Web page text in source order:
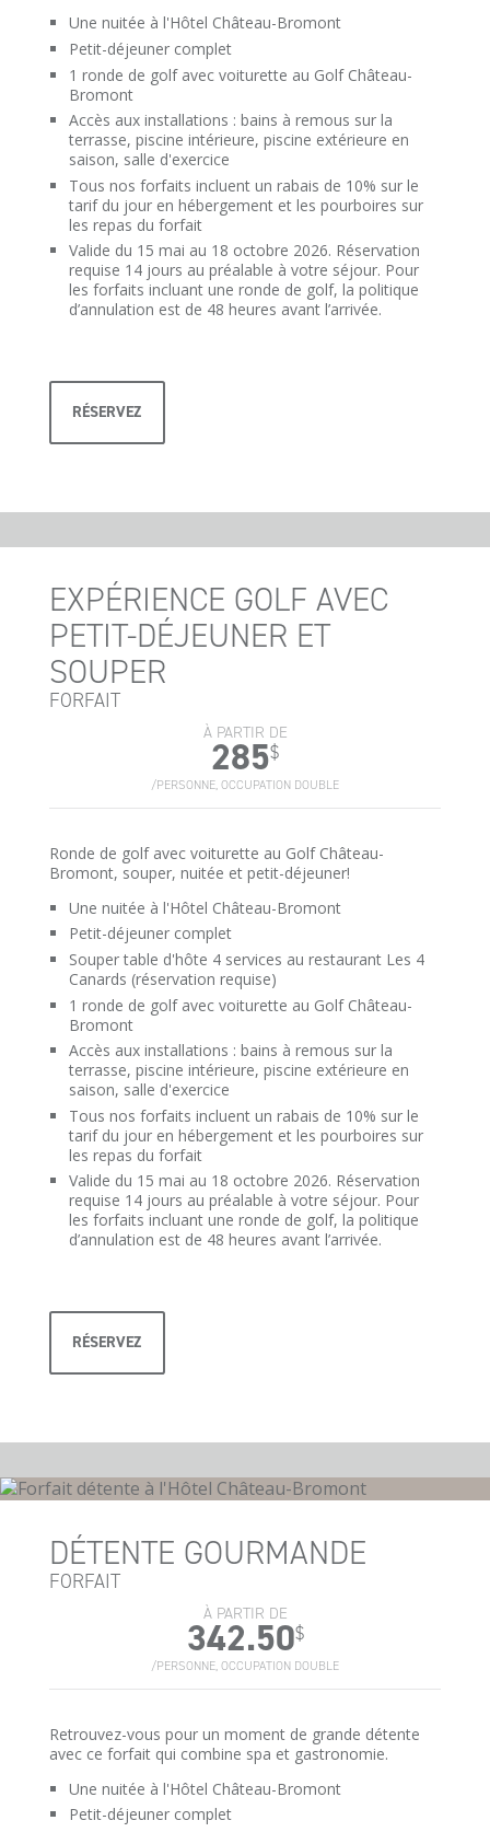
Une nuitée à l'Hôtel Château-Bromont
Petit-déjeuner complet
1 ronde de golf avec voiturette au Golf Château-
Bromont
Accès aux installations : bains à remous sur la
terrasse, piscine intérieure, piscine extérieure en
saison, salle d'exercice
Tous nos forfaits incluent un rabais de 10% sur le
tarif du jour en hébergement et les pourboires sur
les repas du forfait
Valide du 15 mai au 18 octobre 2026. Réservation
requise 14 jours au préalable à votre séjour. Pour
les forfaits incluant une ronde de golf, la politique
d’annulation est de 48 heures avant l’arrivée.
RÉSERVEZ
EXPÉRIENCE GOLF AVEC
PETIT-DÉJEUNER ET
SOUPER
FORFAIT
À PARTIR DE
285$
/PERSONNE, OCCUPATION DOUBLE
Ronde de golf avec voiturette au Golf Château-
Bromont, souper, nuitée et petit-déjeuner!
Une nuitée à l'Hôtel Château-Bromont
Petit-déjeuner complet
Souper table d'hôte 4 services au restaurant Les 4
Canards (réservation requise)
1 ronde de golf avec voiturette au Golf Château-
Bromont
Accès aux installations : bains à remous sur la
terrasse, piscine intérieure, piscine extérieure en
saison, salle d'exercice
Tous nos forfaits incluent un rabais de 10% sur le
tarif du jour en hébergement et les pourboires sur
les repas du forfait
Valide du 15 mai au 18 octobre 2026. Réservation
requise 14 jours au préalable à votre séjour. Pour
les forfaits incluant une ronde de golf, la politique
d’annulation est de 48 heures avant l’arrivée.
RÉSERVEZ
DÉTENTE GOURMANDE
FORFAIT
À PARTIR DE
342.50$
/PERSONNE, OCCUPATION DOUBLE
Retrouvez-vous pour un moment de grande détente
avec ce forfait qui combine spa et gastronomie.
Une nuitée à l'Hôtel Château-Bromont
Petit-déjeuner complet